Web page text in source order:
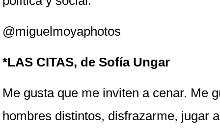
@miguelmoyaphotos
*LAS CITAS, de Sofía Ungar
Me gusta que me inviten a cenar. Me
hombres distintos, disfrazarme, jugar